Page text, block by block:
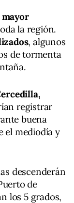
mayor
la región.
, algunos
de tormenta
registrar
buena
el mediodía y
descenderán
de
los 5 grados,